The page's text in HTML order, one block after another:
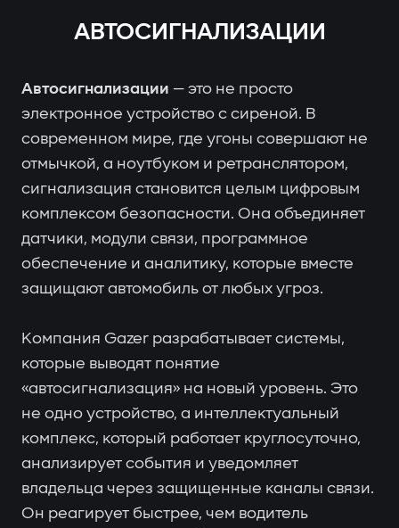
АВТОСИГНАЛИЗАЦИИ
Автосигнализации — это не просто
электронное устройство с сиреной. В
современном мире, где угоны совершают не
отмычкой, а ноутбуком и ретранслятором,
сигнализация становится целым цифровым
комплексом безопасности. Она объединяет
датчики, модули связи, программное
обеспечение и аналитику, которые вместе
защищают автомобиль от любых угроз.
Компания Gazer разрабатывает системы,
которые выводят понятие
«автосигнализация» на новый уровень. Это
не одно устройство, а интеллектуальный
комплекс, который работает круглосуточно,
анализирует события и уведомляет
владельца через защищенные каналы связи.
Он реагирует быстрее, чем водитель